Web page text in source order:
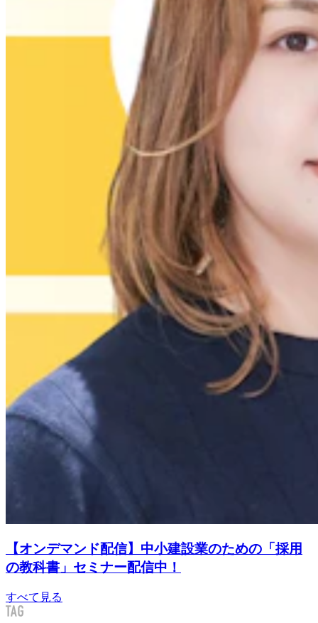
【オンデマンド配信】中小建設業のための「採用
の教科書」セミナー配信中！
すべて見る